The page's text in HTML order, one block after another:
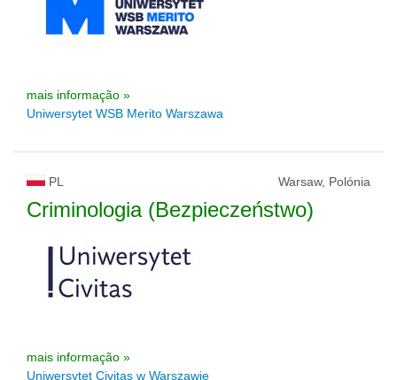
mais informação »
Uniwersytet WSB Merito Warszawa
PL Warsaw, Polónia
Criminologia (Bezpieczeństwo)
mais informação »
Uniwersytet Civitas w Warszawie